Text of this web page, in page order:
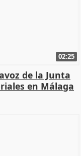
02:25
de la Junta
en Málaga